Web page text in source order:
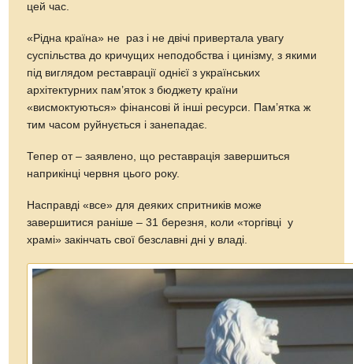
цей час.
«Рідна країна» не раз і не двічі привертала увагу
суспільства до кричущих неподобства і цинізму, з якими
під виглядом реставрації однієї з українських
архітектурних пам’яток з бюджету країни
«висмоктуються» фінансові й інші ресурси. Пам’ятка ж
тим часом руйнується і занепадає.
Тепер от – заявлено, що реставрація завершиться
наприкінці червня цього року.
Насправді «все» для деяких спритників може
завершитися раніше – 31 березня, коли «торгівці у
храмі» закінчать свої безславні дні у владі.